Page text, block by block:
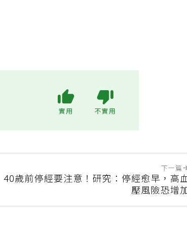
實用 不實用
下一篇
40歲前停經要注意！研究：停經愈早，高
壓風險恐增